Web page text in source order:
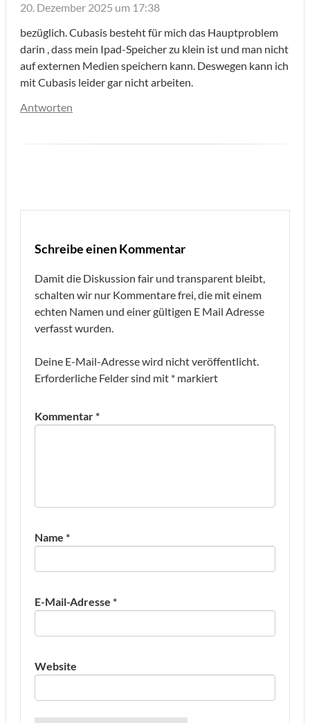
20. Dezember 2025 um 17:38
bezüglich. Cubasis besteht für mich das Hauptproblem
darin , dass mein Ipad-Speicher zu klein ist und man nicht
auf externen Medien speichern kann. Deswegen kann ich
mit Cubasis leider gar nicht arbeiten.
Antworten
Schreibe einen Kommentar
Damit die Diskussion fair und transparent bleibt,
schalten wir nur Kommentare frei, die mit einem
echten Namen und einer gültigen E Mail Adresse
verfasst wurden.
Deine E-Mail-Adresse wird nicht veröffentlicht.
Erforderliche Felder sind mit * markiert
Kommentar*
Name *
E-Mail-Adresse *
Website